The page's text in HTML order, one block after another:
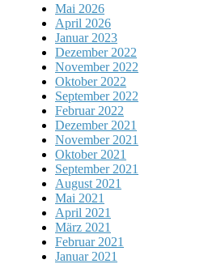
Mai 2026
April 2026
Januar 2023
Dezember 2022
November 2022
Oktober 2022
September 2022
Februar 2022
Dezember 2021
November 2021
Oktober 2021
September 2021
August 2021
Mai 2021
April 2021
März 2021
Februar 2021
Januar 2021